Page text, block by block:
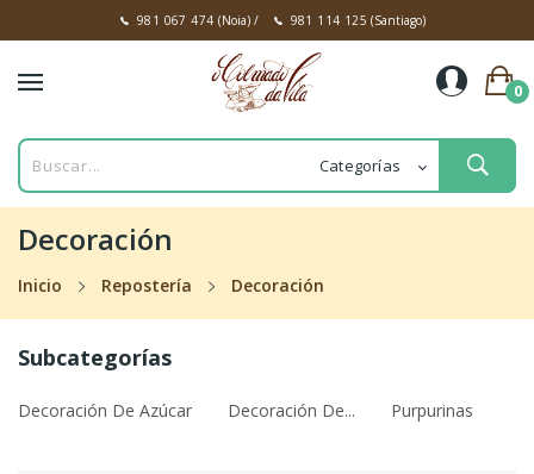
981 067 474 (Noia)/ 981 114 125 (Santiago)
0
Decoración
Inicio Repostería Decoración
Subcategorías
Decoración De Azúcar Decoración De... Purpurinas